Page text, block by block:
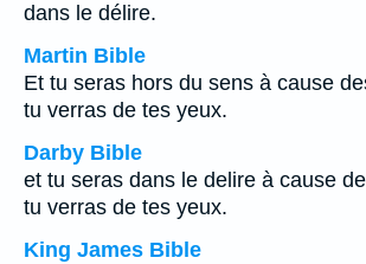
dans le délire.
Martin Bible
Et tu seras hors du sens à cause
tu verras de tes yeux.
Darby Bible
et tu seras dans le delire à cause
tu verras de tes yeux.
King James Bible